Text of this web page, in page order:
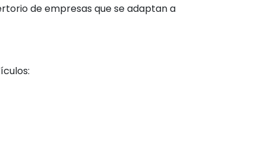
de empresas que se adaptan a